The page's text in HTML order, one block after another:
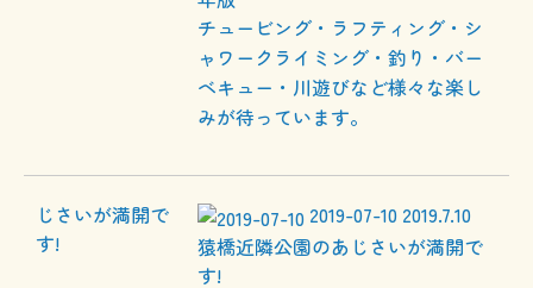
チュービング・ラフティング・シ
ャワークライミング・釣り・バー
ベキュー・川遊びなど様々な楽し
みが待っています。
2019-07-10 2019.7.10
猿橋近隣公園のあじさいが満開で
す!